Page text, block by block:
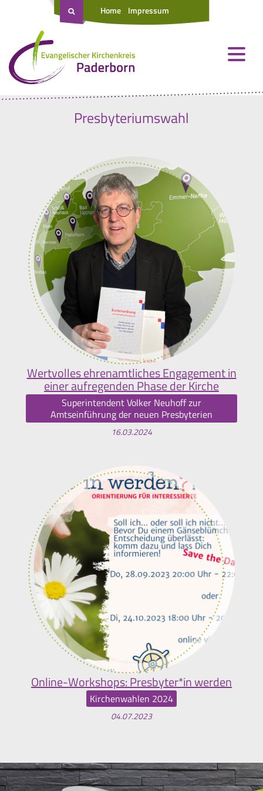
Home Impressum
Presbyteriumswahl
Wertvolles ehrenamtliches Engagement in
einer aufregenden Phase der Kirche
Superintendent Volker Neuhoff zur
Amtseinführung der neuen Presbyterien
16.03.2024
Online-Workshops: Presbyter*in werden
Kirchenwahlen 2024
04.07.2023